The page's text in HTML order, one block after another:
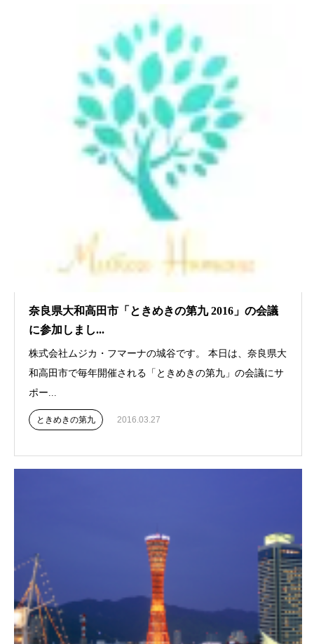
奈良県大和高田市「ときめきの第九 2016」の会議
に参加しまし...
株式会社ムジカ・フマーナの城谷です。 本日は、奈良県大
和高田市で毎年開催される「ときめきの第九」の会議にサ
ポー...
ときめきの第九 2016.03.27